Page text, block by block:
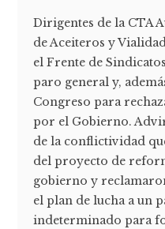
Dirigentes de la CTA
de Aceiteros y
el Frente de
paro general y,
Congreso para
por el Gobierno.
de la conflictividad
del proyecto de
gobierno y
el plan de lucha a un
indeterminado para